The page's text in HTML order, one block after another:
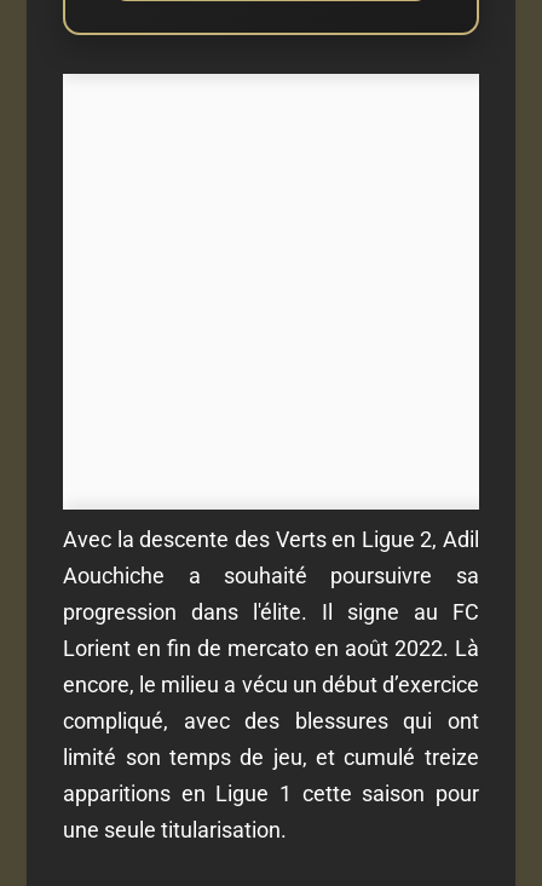
Avec la descente des Verts en Ligue 2, Adil
Aouchiche a souhaité poursuivre sa
progression dans l'élite. Il signe au FC
Lorient en fin de mercato en août 2022. Là
encore, le milieu a vécu un début d’exercice
compliqué, avec des blessures qui ont
limité son temps de jeu, et cumulé treize
apparitions en Ligue 1 cette saison pour
une seule titularisation.